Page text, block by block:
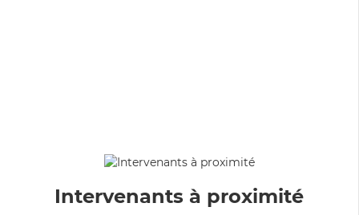
Intervenants à proximité